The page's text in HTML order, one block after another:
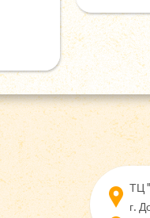
ТЦ
г.